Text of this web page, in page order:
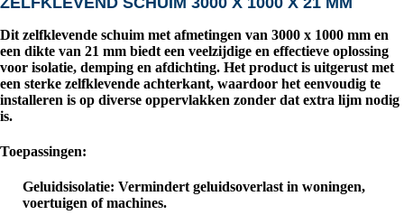
Dit zelfklevende schuim met afmetingen van 3000 x 1000 mm en
een dikte van 21 mm biedt een veelzijdige en effectieve oplossing
voor isolatie, demping en afdichting. Het product is uitgerust met
een sterke zelfklevende achterkant, waardoor het eenvoudig te
installeren is op diverse oppervlakken zonder dat extra lijm nodig
is.
Toepassingen:
Geluidsisolatie: Vermindert geluidsoverlast in woningen,
voertuigen of machines.